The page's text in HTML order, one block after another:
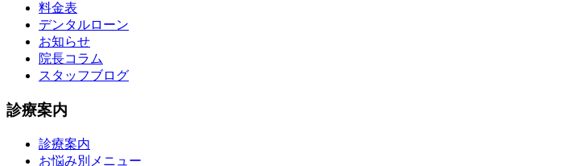
料金表
デンタルローン
お知らせ
院長コラム
スタッフブログ
診療案内
診療案内
お悩み別メニュー